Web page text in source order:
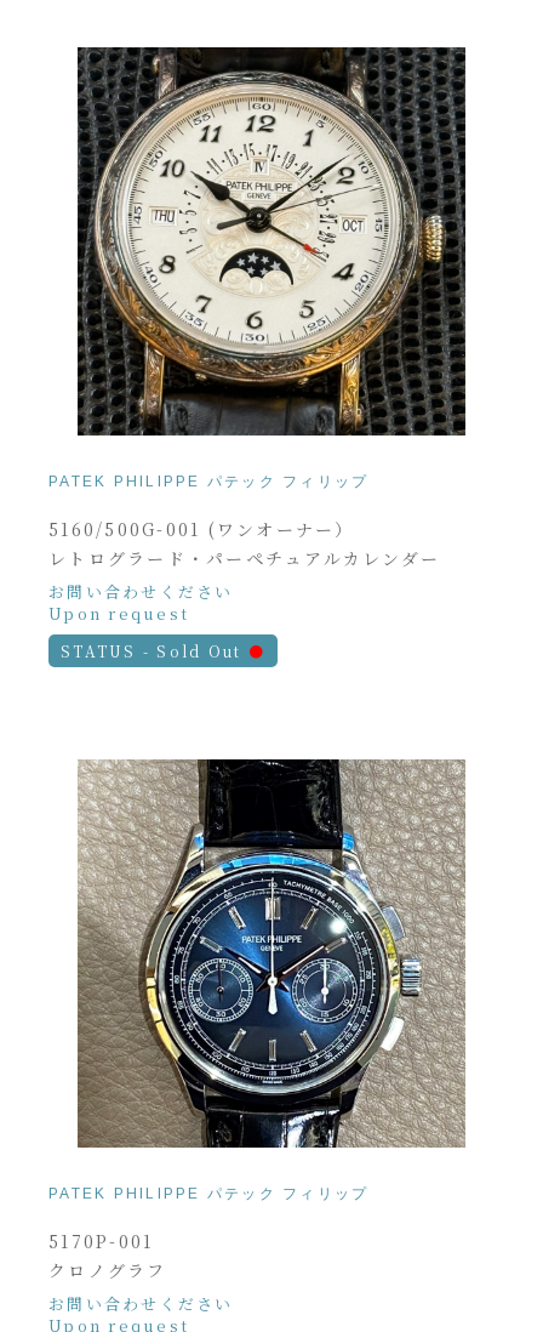
PATEK PHILIPPE パテック フィリップ
5160/500G-001 (ワンオーナー）
レトログラード・パーペチュアルカレンダー
お問い合わせください
Upon request
STATUS - Sold Out ●
PATEK PHILIPPE パテック フィリップ
5170P-001
クロノグラフ
お問い合わせください
Upon request